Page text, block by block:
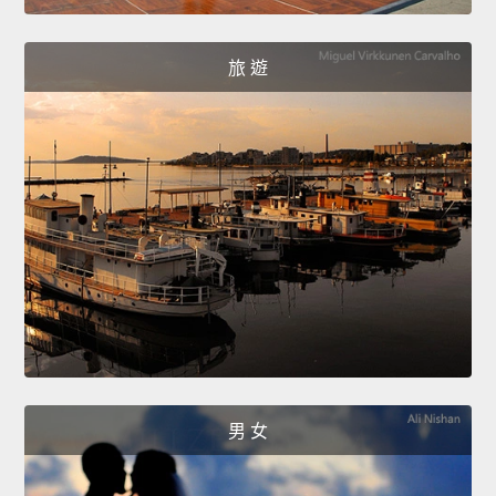
旅 遊
男 女